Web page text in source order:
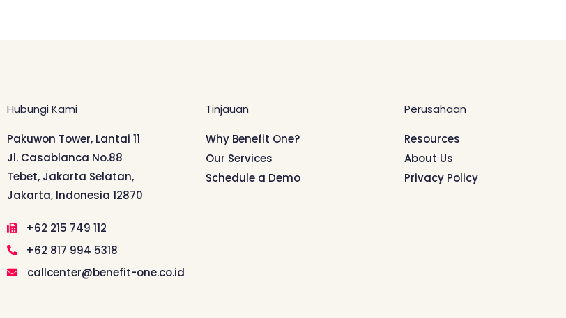
Hubungi Kami
Pakuwon Tower, Lantai 11
Jl. Casablanca No.88
Tebet, Jakarta Selatan,
Jakarta, Indonesia 12870
+62 215 749 112
+62 817 994 5318
callcenter@benefit-one.co.id
Tinjauan
Why Benefit One?
Our Services
Schedule a Demo
Perusahaan
Resources
About Us
Privacy Policy